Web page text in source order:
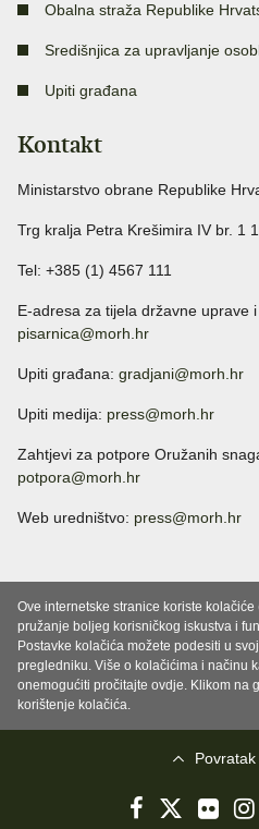
Obalna straža Republike
Središnjica za upravljanje
Upiti građana
Kontakt
Ministarstvo obrane Republike
Trg kralja Petra Krešimira IV br. 1
Tel: +385 (1) 4567 111
E-adresa za tijela državne uprave
pisarnica@morh.hr
Upiti građana: gradjani@morh.hr
Upiti medija: press@morh.hr
Zahtjevi za potpore Oružanih
potpora@morh.hr
Web uredništvo: press@morh.hr
Ove internetske stranice koriste kolačiće
pružanje boljeg korisničkog iskustva i
Postavke kolačića možete podesiti u
pregledniku. Više o kolačićima i načinu
onemogućiti pročitajte ovdje. Klikom na
korištenje kolačića.